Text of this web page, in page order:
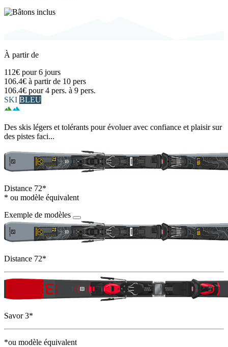
À partir de
112€ pour 6 jours
106.4€ à partir de 10 pers
106.4€ pour 4 pers. à 9 pers.
SKI BLEU
Des skis légers et tolérants pour évoluer avec confiance et plaisir sur
des pistes faci...
Distance 72*
* ou modèle équivalent
Exemple de modèles
Distance 72*
Savor 3*
*ou modèle équivalent